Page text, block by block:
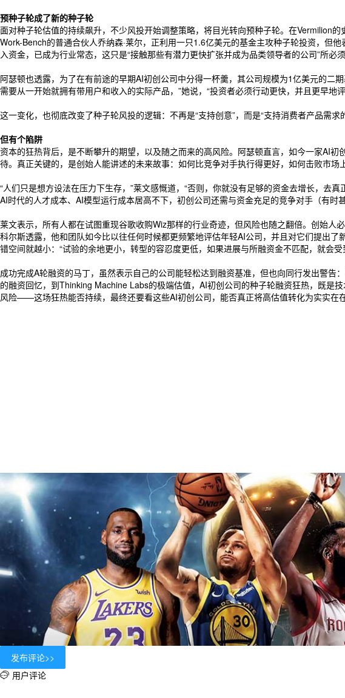
预种子轮成了新的种子轮
面对种子轮估值的持续飙升，不少风投开始调整策略，将目光转向预种子轮。在Vermilion
Work-Bench的普通合伙人乔纳森·莱尔，正利用一只1.6亿美元的基金主攻种子轮投资，但
入资金，已成为行业常态，这只是“接触那些有潜力更快扩张并成为品类领导者的公司”所必须
阿瑟顿也透露，为了在有前途的早期AI初创公司中分得一杯羹，其公司规模为1亿美元的
需要从一开始就拥有带用户和收入的实际产品，”她说，“投资者必须行动更快，并且更早
这一变化，也彻底改变了种子轮风投的逻辑：不再是“支持创意”，而是“支持消费者产品需
但有个陷阱
资本的狂热背后，是不断攀升的期望，以及随之而来的高风险。阿瑟顿直言，如今一家AI
待。真正关键的，是创始人能讲述的未来故事：如何比竞争对手执行得更好，如何击败市
“人们只是想方设法在压力下生存，”莱文感慨道，“否则，你就没有足够的资金去增长，去
AI时代的人才成本、AI模型运行成本居高不下，初创公司还需与资金充足的竞争对手（有时
莱文表示，所有人都在试图重现谷歌收购Wiz那样的行业奇迹，但风险也随之翻倍。创始
科尔斯透露，他和团队如今比以往任何时候都更频繁地评估年轻AI公司，并且对它们提出
错空间就越小：“试验的余地更小，转型的容忍度更低，如果进展与所融资金不匹配，就会
成功完成A轮融资的马丁，虽然表示自己的公司能轻松达到融资基准，但也向同行发出警
的融资回忆，到Thinking Machine Labs的极端估值，AI初创公司的种子轮融资狂热，既是
风险——这场狂热能否持续，最终还要看这些AI初创公司，能否真正将高估值转化为实实在在
 用户评论